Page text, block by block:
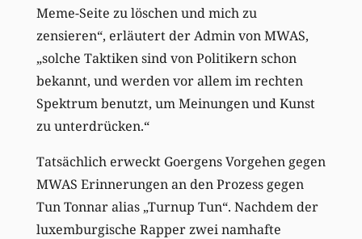
Meme-Seite zu löschen und mich zu
zensieren“, erläutert der Admin von MWAS,
„solche Taktiken sind von Politikern schon
bekannt, und werden vor allem im rechten
Spektrum benutzt, um Meinungen und Kunst
zu unterdrücken.“
Tatsächlich erweckt Goergens Vorgehen gegen
MWAS Erinnerungen an den Prozess gegen
Tun Tonnar alias „Turnup Tun“. Nachdem der
luxemburgische Rapper zwei namhafte